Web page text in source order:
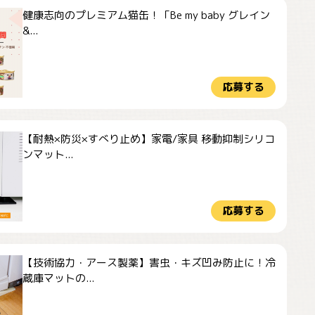
健康志向のプレミアム猫缶！「Be my baby グレイン
&...
応募する
【耐熱×防災×すべり止め】家電/家具 移動抑制シリコ
ンマット...
応募する
【技術協力・アース製薬】害虫・キズ凹み防止に！冷
蔵庫マットの...